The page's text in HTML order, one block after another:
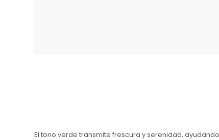
El tono verde transmite frescura y serenidad,